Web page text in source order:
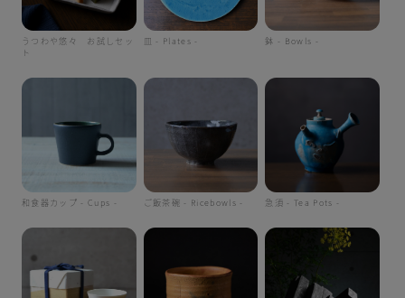
うつわや悠々 お試しセッ
ト
皿 - Plates - 鉢 - Bowls -
和食器カップ - Cups - ご飯茶碗 - Ricebowls - 急須 - Tea Pots -